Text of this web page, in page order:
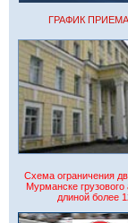
ГРАФИК
Схема ограничения
Мурманске грузового
длиной более